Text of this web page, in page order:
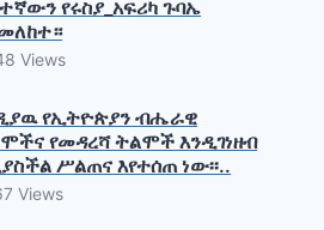
የሩስያ_አፍሪካ ጉባኤ
Views
የኢትዮጵያን ብሔራዊ
የመዳረሻ ትልሞች እንዲገነዘብ
ሥልጠና እየተሰጠ ነው፡፡..
Views